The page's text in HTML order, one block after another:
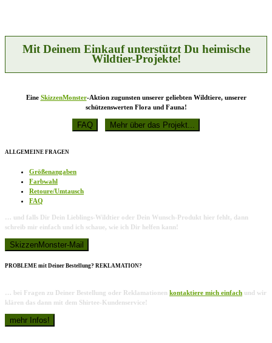
Produktseite
gewählt
werden
Mit Deinem Einkauf unterstützt Du heimische
Wildtier-Projekte!
Eine SkizzenMonster-Aktion zugunsten unserer geliebten Wildtiere, unserer
schützenswerten Flora und Fauna!
ALLGEMEINE FRAGEN
Größenangaben
Farbwahl
Retoure/Umtausch
FAQ
… und falls Dir Dein Lieblings-Wildtier oder Dein Wunsch-Produkt hier fehlt, dann
schreib mir einfach und ich schaue, wie ich Dir helfen kann!
PROBLEME mit Deiner Bestellung? REKLAMATION?
… bei Fragen zu Deiner Bestellung oder Reklamationen kontaktiere mich einfach und wir
klären das dann mit dem Shirtee-Kundenservice!